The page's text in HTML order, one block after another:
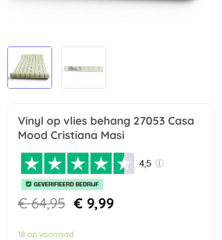
Vinyl op vlies behang 27053 Casa
Mood Cristiana Masi
€64,95 Oorspronkelijke
prijs
was:
€9,99Huidige
18 op voorraad